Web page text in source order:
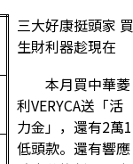
三大好康挺頭家 買
生財利器趁現在
本月買中華菱
利VERYCA送「活
力金」，還有2萬1
低頭款。還有響應